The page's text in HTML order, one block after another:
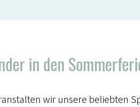
in den
wir unsere beliebten